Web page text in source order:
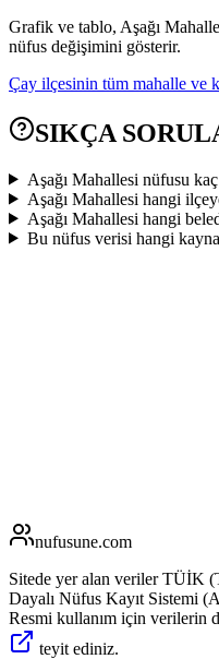
Grafik ve tablo, Aşağı
nüfus değişimini gösterir.
Çay ilçesinin tüm mahalle ve
SIKÇA
Aşağı Mahallesi nüfusu
Aşağı Mahallesi hangi
Aşağı Mahallesi hangi
Bu nüfus verisi hangi
nufusune.com
Sitede yer alan veriler TÜİK
Dayalı Nüfus Kayıt Sistemi
Resmi kullanım için verilerin
teyit ediniz.